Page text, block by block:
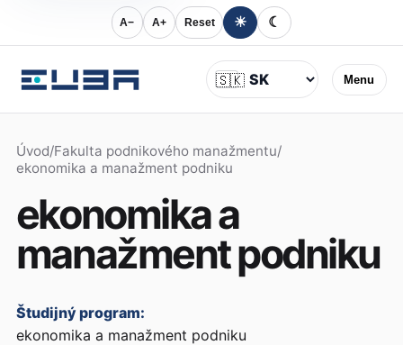
A− A+ Reset ☀ ☾
Menu
Jazyk
🇸🇰
Úvod/Fakulta podnikového manažmentu/
ekonomika a manažment podniku
ekonomika a
manažment podniku
Študijný program:
ekonomika a manažment podniku